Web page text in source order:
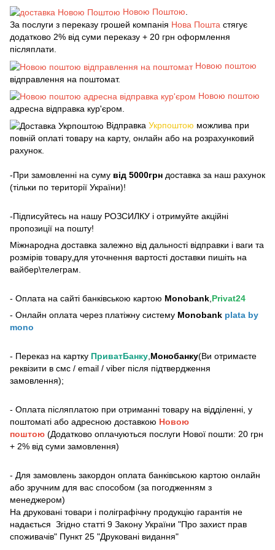
Новою Поштою
За послуги з переказу грошей компанія Нова Пошта стягує
додатково 2% від суми переказу + 20 грн оформлення
післяплати.
Новою поштою
відправлення на поштомат.
Новою поштою
адресна відправка кур'єром.
Відправка Укрпоштою можлива при
повній оплаті товару на карту, онлайн або на розрахунковий
рахунок.
-При замовленні на суму від 5000грн доставка за наш рахунок
(тільки по території України)!
-Підписуйтесь на нашу РОЗСИЛКУ і отримуйте акційні
пропозиції на пошту!
Міжнародна доставка залежно від дальності відправки і ваги та
розмірів товару,для уточнення вартості доставки пишіть на
вайбер\телеграм.
- Оплата на сайті банківською картою Monobank,Privat24
- Онлайн оплата через платіжну систему Monobank plata by
mono
- Переказ на картку ПриватБанку,Монобанку(Ви отримаєте
реквізити в смс / email / viber після підтвердження
замовлення);
- Оплата післяплатою при отриманні товару на відділенні, у
поштоматі або адресною доставкою Новою
поштою (Додатково оплачуються послуги Нової пошти: 20 грн
+ 2% від суми замовлення)
- Для замовлень закордон оплата банківською картою онлайн
або зручним для вас способом (за погодженням з
менеджером)
На друковані товари і поліграфічну продукцію гарантія не
надається Згідно статті 9 Закону України "Про захист прав
споживачів" Пункт 25 "Друковані видання"